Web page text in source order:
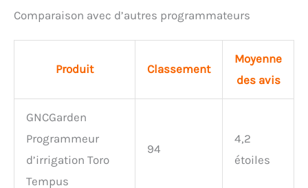
Comparaison avec d’autres programmateurs
Produit Classement
Moyenne
des avis
GNCGarden
Programmeur
d’irrigation Toro
Tempus
94
4,2
étoiles